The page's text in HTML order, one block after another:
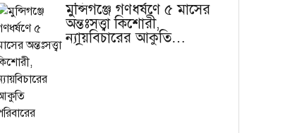
মুন্সিগঞ্জে গণধর্ষণে ৫ মাসের
অন্তঃসত্ত্বা কিশোরী,
ন্যায়বিচারের আকুতি